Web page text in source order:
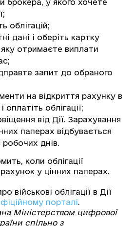
брокера, у якого хочете
облігацій;
дані і оберіть картку
отримаєте виплати
запит до обраного
на відкриття рахунку в
оплатіть облігації;
від Дії. Зарахування
паперах відбувається
днів.
коли облігації
у цінних паперах.
військові облігації в Дії
порталі.
Міністерством цифрової
спільно з